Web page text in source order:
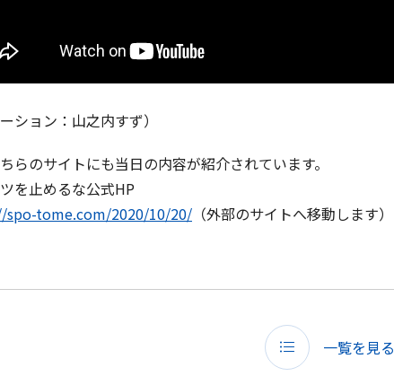
ーション：山之内すず）
らのサイトにも当日の内容が紹介されています。
を止めるな公式HP
spo-tome.com/2020/10/20/ （外部のサイトへ移動します）
一覧を見る